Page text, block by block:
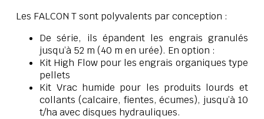
Les FALCON T sont polyvalents par conception :
De série, ils épandent les engrais granulés
jusqu’à 52 m (40 m en urée). En option :
Kit High Flow pour les engrais organiques type
pellets
Kit Vrac humide pour les produits lourds et
collants (calcaire, fientes, écumes), jusqu’à 10
t/ha avec disques hydrauliques.